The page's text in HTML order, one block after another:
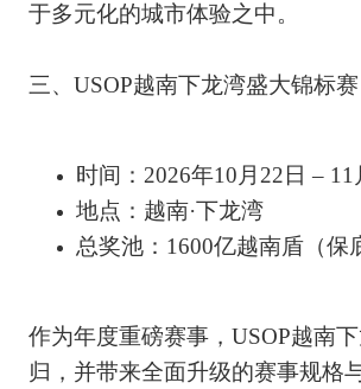
于多元化的城市体验之中。
三、USOP越南下龙湾盛大锦标赛
时间：2026年10月22日 – 11
地点：越南·下龙湾
总奖池：1600亿越南盾（保
作为年度重磅赛事，USOP越南
归，并带来全面升级的赛事规格